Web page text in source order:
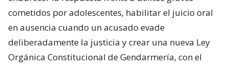
cometidos por adolescentes, habilitar el juicio oral
en ausencia cuando un acusado evade
deliberadamente la justicia y crear una nueva Ley
Orgánica Constitucional de Gendarmería, con el